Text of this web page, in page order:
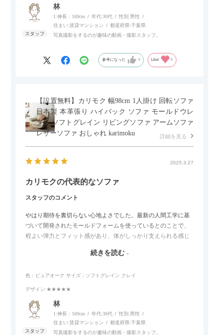
個人的にはコードレス＆充電式なので、コンセントの場所を気
にせず、好きな場所に置けるのが画期的に感じました。
林
1:伸長：169cm 年代:30代 性別:男性
住まい:賃貸マンション 都道府県:千葉県
写真撮影をするのが趣味の動画・撮影スタッフ。
参考になった 0 Like! 0
【設置無料】カリモク 幅98cm 1人掛け 回転ソファ
日本製 本革張り ハイバック ソファ モールドウレ
タン ソフトグレイン リビングソファ アームソファ
レザーソファ おしゃれ karimoku
詳細を見る
2025.3.27
カリモクの代表的なソファ
スタッフのコメント
やはり期待を裏切らない心地よさでした。最新の人間工学に基
づいて開発されたモールドフォームを使っているとのことで、
程よい弾力とフィット感があり、体がしっかり支えられる感じ
リラックスタイムによさそうでした。回転タイプなので、個人
す。
続きを読む
色：ピュアオーク サイズ：ソフトグレイン クレイ
デザイン:★★★★★
林
1:伸長：169cm 年代:30代 性別:男性
住まい:賃貸マンション 都道府県:千葉県
写真撮影をするのが趣味の動画・撮影スタッフ。